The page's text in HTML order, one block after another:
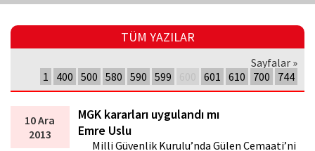
TÜM YAZILAR
Sayfalar »
1
400 500 580 590 599 601 610 700 744
10 Ara
2013
MGK kararları uygulandı mı
Emre Uslu
Milli Güvenlik Kurulu’nda Gülen Cemaati’ni